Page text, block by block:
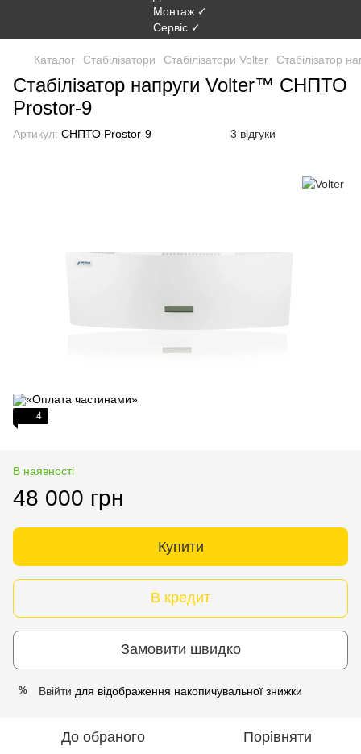
Каталог Стабілізатори Стабілізатори Volter Стабілізатор
Стабілізатор напруги Volter™ СНПТО
Prostor-9
Артикул: СНПТО Prostor-9 3 відгуки
4
В наявності
48 000 грн
Купити
В кредит
Замовити швидко
% Ввійти для відображення накопичувальної знижки
До обраного Порівняти